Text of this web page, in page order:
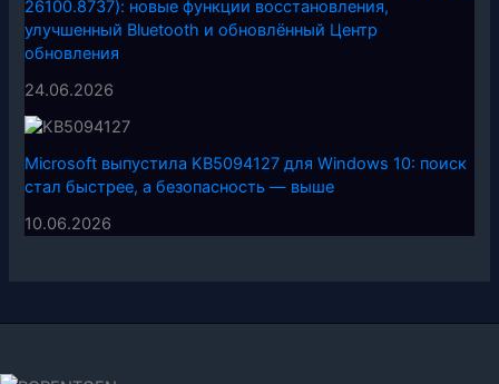
26100.8737): новые функции восстановления,
улучшенный Bluetooth и обновлённый Центр
обновления
24.06.2026
Microsoft выпустила KB5094127 для Windows 10: поиск
стал быстрее, а безопасность — выше
10.06.2026